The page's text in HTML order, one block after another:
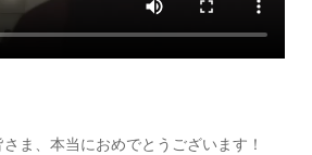
ま、本当におめでとうございます！